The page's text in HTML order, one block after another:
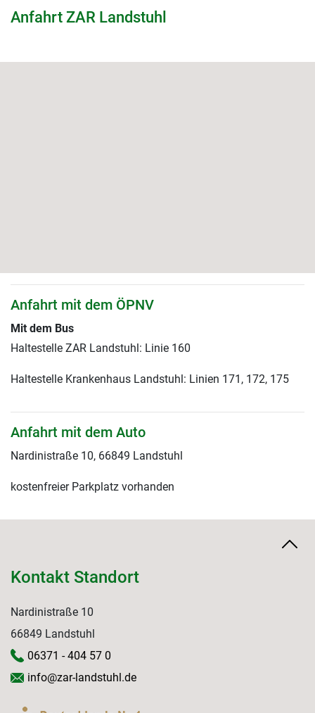
Anfahrt ZAR Landstuhl
Anfahrt mit dem ÖPNV
Mit dem Bus
Haltestelle ZAR Landstuhl: Linie 160
Haltestelle Krankenhaus Landstuhl: Linien 171, 172, 175
Anfahrt mit dem Auto
Nardinistraße 10, 66849 Landstuhl
kostenfreier Parkplatz vorhanden
Kontakt Standort
Nardinistraße 10
66849 Landstuhl
06371 - 404 57 0
info@zar-landstuhl.de